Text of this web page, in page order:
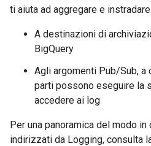
ti aiuta ad aggregare e
A destinazioni di
BigQuery
Agli argomenti Pub/Sub,
parti possono eseguire la
accedere ai log
Per una panoramica del modo
indirizzati da Logging, consulta